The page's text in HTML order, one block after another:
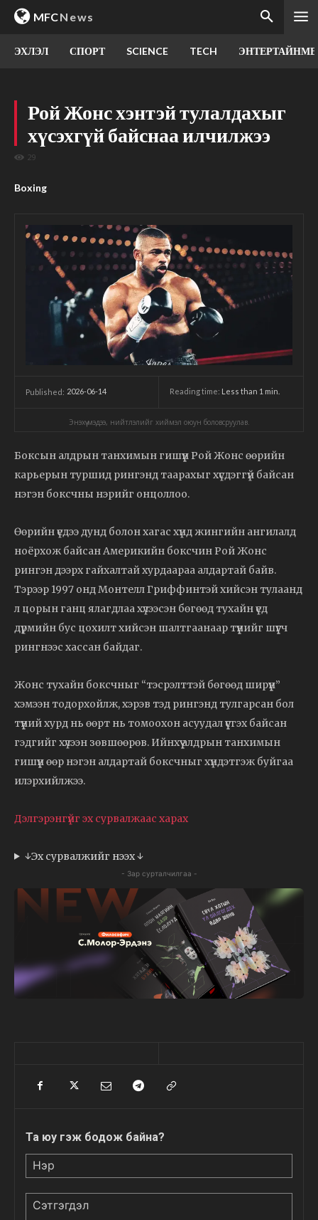
MFCNews
ЭХЛЭЛ СПОРТ SCIENCE TECH
Рой Жонс хэнтэй тулалдахыг
хүсэхгүй байснаа илчилжээ
29
Boxing
Published: 2026-06-14 Reading time: Less than 1 min.
Энэхүү мэдээ, нийтлэлийг хиймэл оюун боловсруулав.
Боксын алдрын танхимын гишүүн Рой Жонс өөрийн
карьерын туршид рингэнд таарахыг хүсдэггүй байсан
нэгэн боксчны нэрийг онцоллоо.
Өөрийн үедээ дунд болон хагас хүнд жингийн ангилалд
ноёрхож байсан Америкийн боксчин Рой Жонс
рингэн дээрх гайхалтай хурдаараа алдартай байв.
Тэрээр 1997 онд Монтелл Гриффинтэй хийсэн тулаанд
л цорын ганц ялагдлаа хүлээсэн бөгөөд тухайн үед
дүрмийн бус цохилт хийсэн шалтгаанаар түүнийг шүүгч
рингнээс хассан байдаг.
Жонс тухайн боксчныг “тэсрэлттэй бөгөөд ширүүн”
хэмээн тодорхойлж, хэрэв тэд рингэнд тулгарсан бол
түүний хурд нь өөрт нь томоохон асуудал үүсгэх байсан
гэдгийг хүлээн зөвшөөрөв. Ийнхүү алдрын танхимын
гишүүн өөр нэгэн алдартай боксчныг хүндэтгэж буйгаа
илэрхийлжээ.
Дэлгэрэнгүйг эх сурвалжаас харах
↓Эх сурвалжийг нээх ↓
- Зар сурталчилгаа -
Та юу гэж бодож байна?